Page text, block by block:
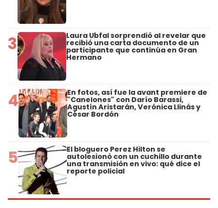
3 Laura Ubfal sorprendió al revelar que
recibió una carta documento de un
participante que continúa en Gran
Hermano
4 En fotos, así fue la avant premiere de
"Canelones" con Darío Barassi,
Agustín Aristarán, Verónica Llinás y
César Bordón
5 El bloguero Perez Hilton se
autolesionó con un cuchillo durante
una transmisión en vivo: qué dice el
reporte policial